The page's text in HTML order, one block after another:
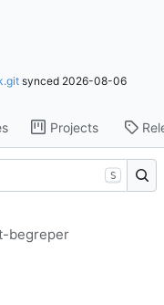
synced 2026-08-06
Projects
S
begreper